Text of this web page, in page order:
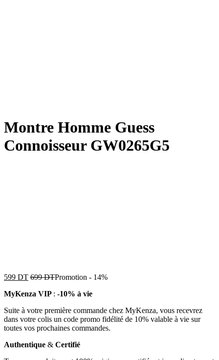
Montre Homme Guess
Connoisseur GW0265G5
599 DT 699DTPromotion - 14%
MyKenza VIP : -10% à vie
Suite à votre première commande chez MyKenza, vous recevrez
dans votre colis un code promo fidélité de 10% valable à vie sur
toutes vos prochaines commandes.
Authentique & Certifié